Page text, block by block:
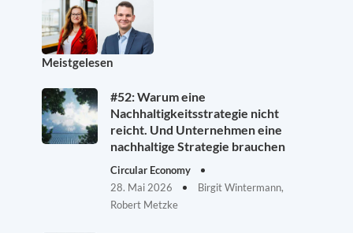
Meistgelesen
#52: Warum eine
Nachhaltigkeitsstrategie nicht
reicht. Und Unternehmen eine
nachhaltige Strategie brauchen
Circular Economy
28. Mai 2026
Birgit Wintermann,
Robert Metzke